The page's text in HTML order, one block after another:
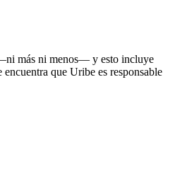
—ni más ni menos— y esto incluye
que Uribe es responsable